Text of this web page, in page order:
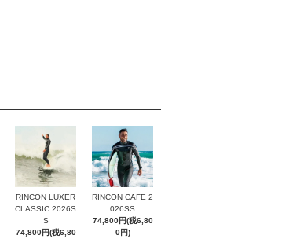
RINCON LUXER
CLASSIC 2026S
S
74,800円(税6,80
RINCON CAFE 2
026SS
74,800円(税6,80
0円)